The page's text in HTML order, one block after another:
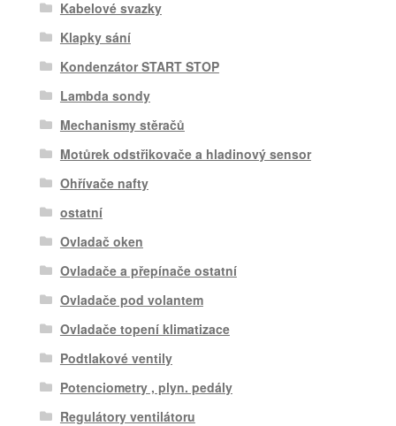
Kabelové svazky
Klapky sání
Kondenzátor START STOP
Lambda sondy
Mechanismy stěračů
Motůrek odstřikovače a hladinový sensor
Ohřívače nafty
ostatní
Ovladač oken
Ovladače a přepínače ostatní
Ovladače pod volantem
Ovladače topení klimatizace
Podtlakové ventily
Potenciometry , plyn. pedály
Regulátory ventilátoru